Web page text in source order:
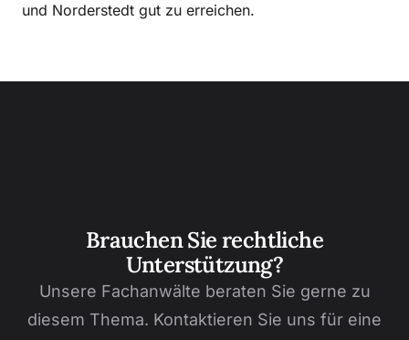
und Norderstedt gut zu erreichen.
Brauchen Sie rechtliche
Unterstützung?
Unsere Fachanwälte beraten Sie gerne zu
diesem Thema. Kontaktieren Sie uns für eine